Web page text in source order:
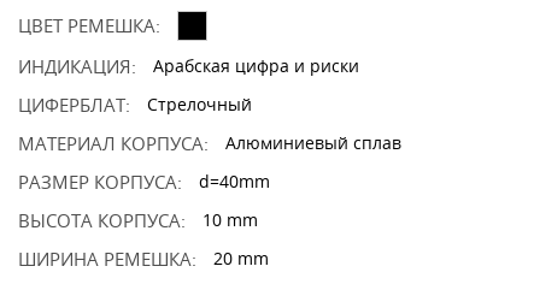
ЦВЕТ РЕМЕШКА:
ИНДИКАЦИЯ:
Арабская цифра и риски
ЦИФЕРБЛАТ: Стрелочный
МАТЕРИАЛ КОРПУСА: Алюминиевый сплав
РАЗМЕР КОРПУСА: d=40mm
ВЫСОТА КОРПУСА: 10 mm
ШИРИНА РЕМЕШКА: 20 mm